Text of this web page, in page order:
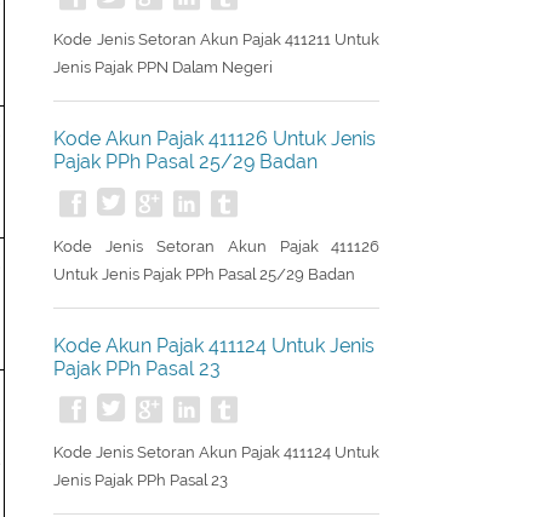
Kode Jenis Setoran Akun Pajak 411211 Untuk
Jenis Pajak PPN Dalam Negeri
Kode Akun Pajak 411126 Untuk Jenis
Pajak PPh Pasal 25/29 Badan
Kode Jenis Setoran Akun Pajak 411126
Untuk Jenis Pajak PPh Pasal 25/29 Badan
Kode Akun Pajak 411124 Untuk Jenis
Pajak PPh Pasal 23
Kode Jenis Setoran Akun Pajak 411124 Untuk
Jenis Pajak PPh Pasal 23